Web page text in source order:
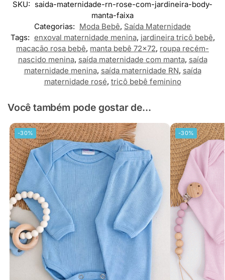
SKU: saida-maternidade-rn-rose-com-jardineira-body-
manta-faixa
Categorias: Moda Bebê, Saída Maternidade
Tags: enxoval maternidade menina, jardineira tricô bebê,
macacão rosa bebê, manta bebê 72x72, roupa recém-
nascido menina, saída maternidade com manta, saída
maternidade menina, saída maternidade RN, saída
maternidade rosé, tricô bebê feminino
Você também pode gostar de...
-30% -30%